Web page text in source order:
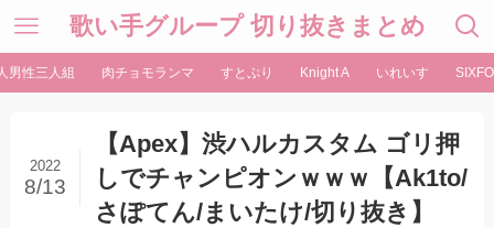
歌い手グループ 切り抜きまとめ
男性三人組 肉チョモランマ すとぷり Knight A いれいす
【Apex】渋ハルカスタム ゴリ押
しでチャンピオンｗｗｗ【Ak1to/
さぽてん/まいたけ/切り抜き】
2022
8/13